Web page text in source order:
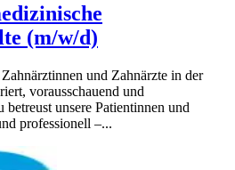
(m/w/d)
und Zahnärzte in der
vorausschauend und
unsere Patientinnen und
professionell –...